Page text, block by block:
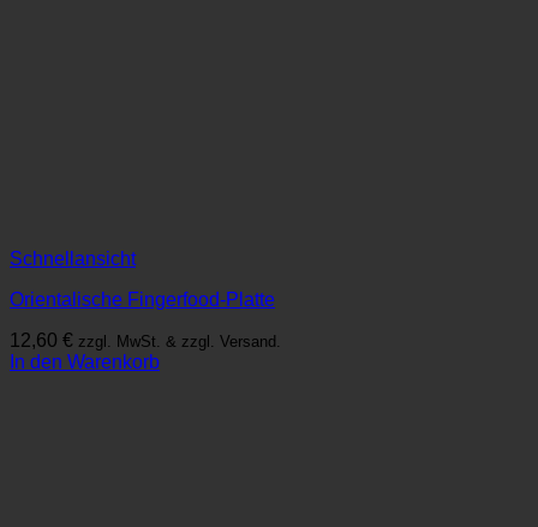
Schnellansicht
Orientalische Fingerfood-Platte
12,60 € zzgl. MwSt. & zzgl. Versand.
In den Warenkorb